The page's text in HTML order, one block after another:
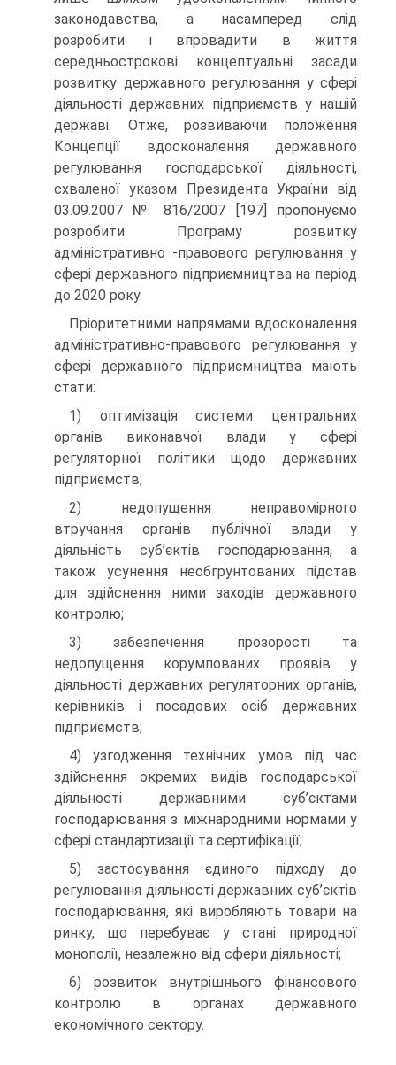
законодавства, а насамперед слід
розробити і впровадити в життя
середньострокові концептуальні засади
розвитку державного регулювання у сфері
діяльності державних підприємств у нашій
державі. Отже, розвиваючи положення
Концепції вдосконалення державного
регулювання господарської діяльності,
схваленої указом Президента України від
03.09.2007 № 816/2007 [197] пропонуємо
розробити Програму розвитку
адміністративно -правового регулювання у
сфері державного підприємництва на період
до 2020 року.
Пріоритетними напрямами вдосконалення
адміністративно-правового регулювання у
сфері державного підприємництва мають
стати:
1) оптимізація системи центральних
органів виконавчої влади у сфері
регуляторної політики щодо державних
підприємств;
2) недопущення неправомірного
втручання органів публічної влади у
діяльність суб’єктів господарювання, а
також усунення необгрунтованих підстав
для здійснення ними заходів державного
контролю;
3) забезпечення прозорості та
недопущення корумпованих проявів у
діяльності державних регуляторних органів,
керівників і посадових осіб державних
підприємств;
4) узгодження технічних умов під час
здійснення окремих видів господарської
діяльності державними суб’єктами
господарювання з міжнародними нормами у
сфері стандартизації та сертифікації;
5) застосування єдиного підходу до
регулювання діяльності державних суб’єктів
господарювання, які виробляють товари на
ринку, що перебуває у стані природної
монополії, незалежно від сфери діяльності;
6) розвиток внутрішнього фінансового
контролю в органах державного
економічного сектору.